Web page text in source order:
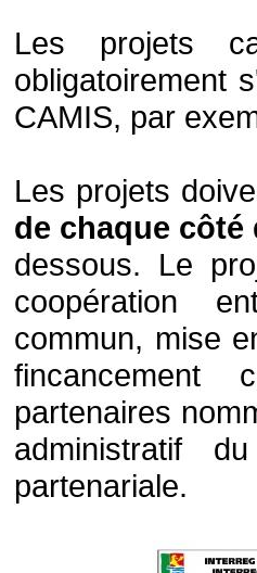
Les projets
obligatoirement
CAMIS, par
Les projets
de chaque
dessous. Le
coopération
commun, mise
fincancement
partenaires
administratif
partenariale.